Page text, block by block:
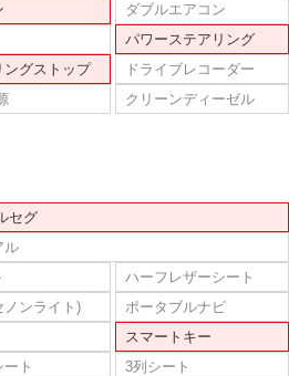
ダブルエアコン
パワーステアリング
ングストップ
ドライブレコーダー
クリーンディーゼル
セグ
ル
ハーフレザーシート
ノンライト)
ポータブルナビ
スマートキー
ト
3列シート